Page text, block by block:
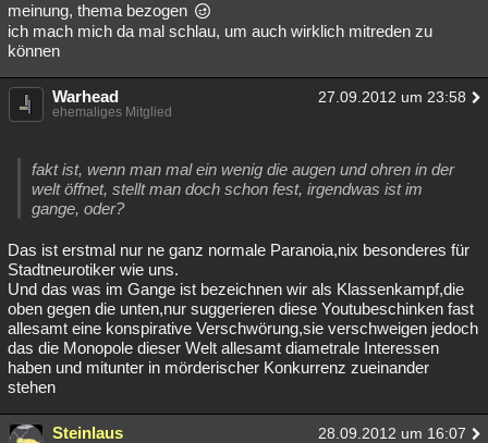
Natur Umfragen Unterhaltung
weitere Rubriken
Philosophie Träume Orte Esoterik Literatur
Astronomie Helpdesk
Musik Verbesserungen English
Übersichten
Lesenswert Schlüsselwörter
meinung, thema bezogen
ich mach mich da mal schlau, um auch wirklich mitreden zu
können
Warhead 27.09.2012 um 23:58
ehemaliges Mitglied
fakt ist, wenn man mal ein wenig die augen und ohren in der
welt öffnet, stellt man doch schon fest, irgendwas ist im
gange, oder?
Das ist erstmal nur ne ganz normale Paranoia,nix besonderes für
Stadtneurotiker wie uns.
Und das was im Gange ist bezeichnen wir als Klassenkampf,die
oben gegen die unten,nur suggerieren diese Youtubeschinken fast
allesamt eine konspirative Verschwörung,sie verschweigen jedoch
das die Monopole dieser Welt allesamt diametrale Interessen
haben und mitunter in mörderischer Konkurrenz zueinander
stehen
Steinlaus 28.09.2012 um 16:07